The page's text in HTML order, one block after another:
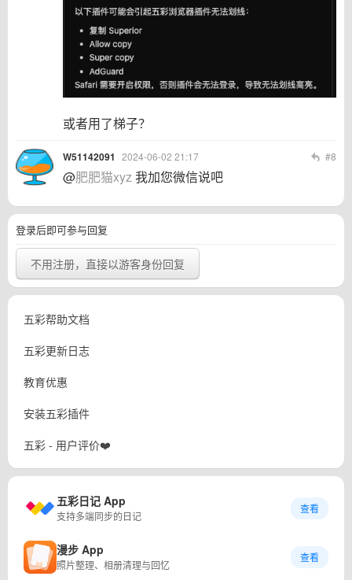
或者用了梯子？
W51142091 2024-06-02 21:17 #8
@肥肥猫xyz我加您微信说吧
登录后即可参与回复
不用注册，直接以游客身份回复
五彩帮助文档
五彩更新日志
教育优惠
安装五彩插件
五彩 - 用户评价❤️
五彩日记 App
支持多端同步的日记
查看
漫步 App
照片整理、相册清理与回忆
查看